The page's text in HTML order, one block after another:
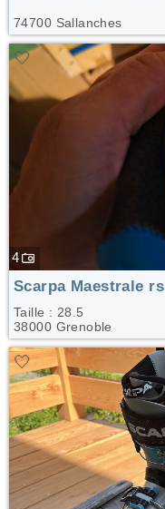
74700 Sallanches
🤍
4
Scarpa Maestrale rs
Taille : 28.5
38000 Grenoble
🤍